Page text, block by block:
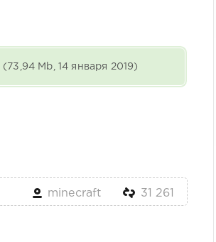
(73,94 Mb, 14 января 2019)
minecraft 31 261